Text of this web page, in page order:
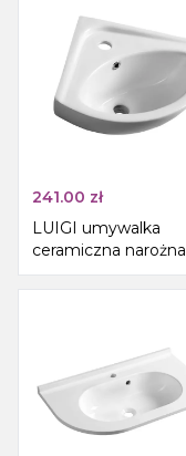
241.00 zł
LUIGI umywalka
ceramiczna narożna
34x34cm, biały